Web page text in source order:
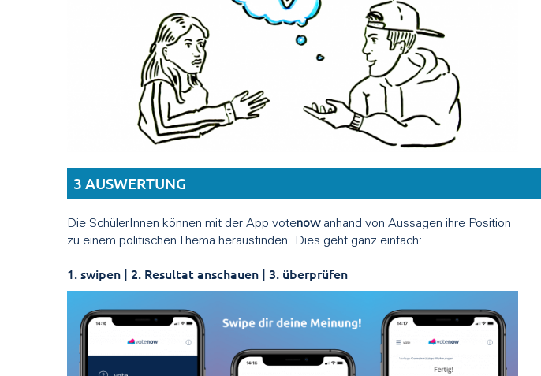
3 AUSWERTUNG
Die SchülerInnen können mit der App votenow anhand von Aussagen ihre Position
zu einem politischen Thema herausfinden. Dies geht ganz einfach:
1. swipen | 2. Resultat anschauen | 3. überprüfen